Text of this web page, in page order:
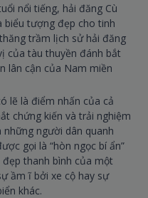
nổi tiếng, hải đăng Cù
biểu tượng đẹp cho tinh
trầm lịch sử hải đăng
của tàu thuyền đánh bắt
lân cận của Nam miền
lẽ là điểm nhấn của cả
chứng kiến và trải nghiệm
người dân quanh
gọi là “hòn ngọc bí ẩn”
thanh bình của một
ầm ĩ bởi xe cộ hay sự
khác.